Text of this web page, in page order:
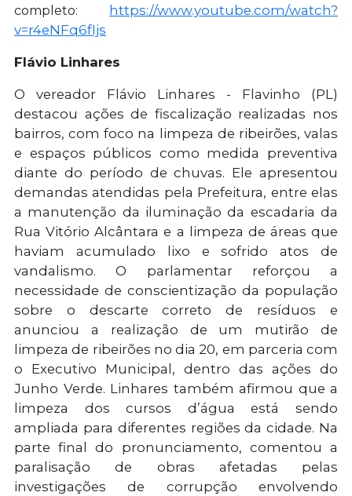
completo:
https://www.youtube.com/watch?
v=r4eNFq6fIjs
Flávio Linhares
O vereador Flávio Linhares - Flavinho (PL)
destacou ações de fiscalização realizadas nos
bairros, com foco na limpeza de ribeirões, valas
e espaços públicos como medida preventiva
diante do período de chuvas. Ele apresentou
demandas atendidas pela Prefeitura, entre elas
a manutenção da iluminação da escadaria da
Rua Vitório Alcântara e a limpeza de áreas que
haviam acumulado lixo e sofrido atos de
vandalismo. O parlamentar reforçou a
necessidade de conscientização da população
sobre o descarte correto de resíduos e
anunciou a realização de um mutirão de
limpeza de ribeirões no dia 20, em parceria com
o Executivo Municipal, dentro das ações do
Junho Verde. Linhares também afirmou que a
limpeza dos cursos d’água está sendo
ampliada para diferentes regiões da cidade. Na
parte final do pronunciamento, comentou a
paralisação de obras afetadas pelas
investigações de corrupção envolvendo